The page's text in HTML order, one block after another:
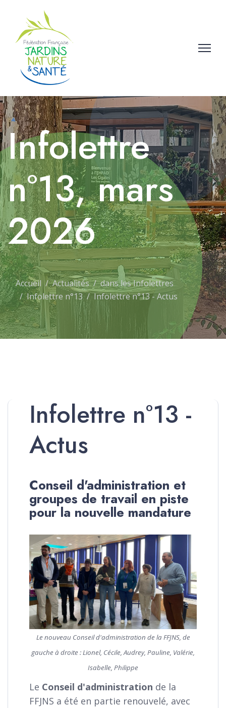
Infolettre
n°13, mars
2026
Accueil Actualités
dans les Infolettres
Infolettre n°13
Infolettre n°13 - Actus
Infolettre n°13 -
Actus
Conseil d'administration et
groupes de travail en piste
pour la nouvelle mandature
Le nouveau Conseil d'administration de la FFJNS, de
gauche à droite : Lionel, Cécile, Audrey, Pauline, Valérie,
Isabelle, Philippe
Le Conseil d'administration de la
FFJNS a été en partie renouvelé, avec